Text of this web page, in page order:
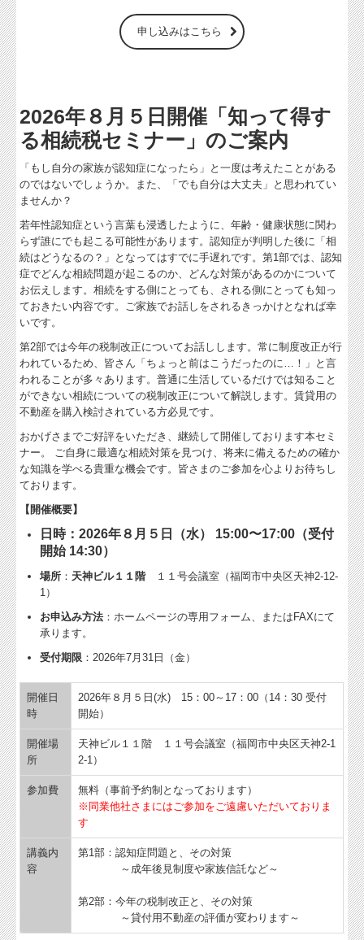
申し込みはこちら
2026年８ 月５日開催「知って得す
る相続税セミナー」のご案内
「もし自分の家族が認知症になったら」と一度は考えたことがある
のではないでしょうか。また、「でも自分は大丈夫」と思われてい
ませんか？
若年性認知症という言葉も浸透したように、年齢・健康状態に関わ
らず誰にでも起こる可能性があります。認知症が判明した後に「相
続はどうなるの？」となってはすでに手遅れです。第1部では、認知
症でどんな相続問題が起こるのか、どんな対策があるのかについて
お伝えします。相続をする側にとっても、される側にとっても知っ
ておきたい内容です。ご家族でお話しをされるきっかけとなれば幸
いです。
第2部では今年の税制改正についてお話しします。常に制度改正が行
われているため、皆さん「ちょっと前はこうだったのに…！」と言
われることが多々あります。普通に生活しているだけでは知ること
ができない相続についての税制改正について解説します。賃貸用の
不動産を購入検討されている方必見です。
おかげさまでご好評をいただき、継続して開催しております本セミ
ナー。 ご自身に最適な相続対策を見つけ、将来に備えるための確か
な知識を学べる貴重な機会です。皆さまのご参加を心よりお待ちし
ております。
【開催概要】
日時：2026年８月５日（水） 15:00〜17:00（受付
開始 14:30）
場所 ： 天神ビル１１階１１号会議室（福岡市中央区天神2-12-
1）
お申込み方法 ：ホームページの専用フォーム、またはFAXにて
承ります。
受付期限 ：2026年7月31日（金）
開催日
時
2026年８月５日(水) 15：00～17：00（14：30 受付
開始）
開催場
所
天神ビル１１階 １１号会議室（福岡市中央区天神2-1
2-1）
参加費
無料（事前予約制となっております）
※同業他社さまにはご参加をご遠慮いただいておりま
す
講義内
容
第1部：認知症問題と、その対策
～成年後見制度や家族信託など～
第2部：今年の税制改正と、その対策
～貸付用不動産の評価が変わります～